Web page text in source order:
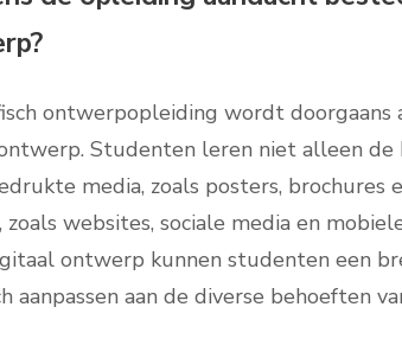
ontwerpopleiding wordt doorgaans
Studenten leren niet alleen de
media, zoals posters, brochures
websites, sociale media en
ontwerp kunnen studenten een
aanpassen aan de diverse behoeften